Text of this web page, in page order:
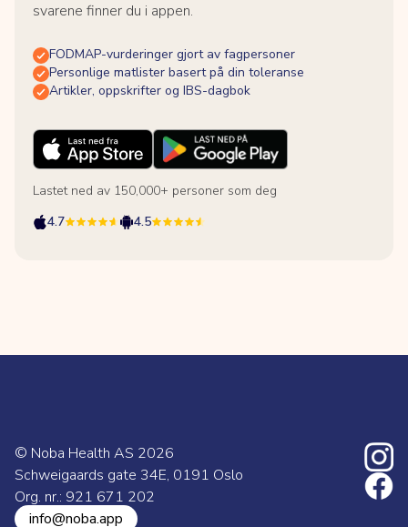
svarene finner du i appen.
FODMAP-vurderinger gjort av fagpersoner
Personlige matlister basert på din toleranse
Artikler, oppskrifter og IBS-dagbok
Lastet ned av 150,000+ personer som deg
4.7
4.5
© Noba Health AS 2026
Schweigaards gate 34E, 0191 Oslo
Org. nr.: 921 671 202
info@noba.app